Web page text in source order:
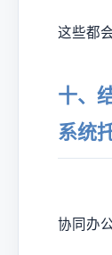
这些都
十、
系统
协同办